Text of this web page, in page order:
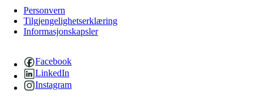
Personvern
Tilgjengelighetserklæring
Informasjonskapsler
Facebook
LinkedIn
Instagram